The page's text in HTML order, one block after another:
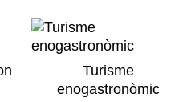
Turisme
enogastronòmic